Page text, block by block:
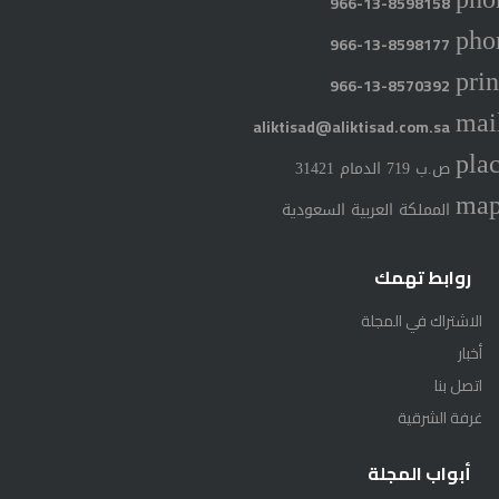
966-13-8598177
966-13-8570392
aliktisad@aliktisad.com.sa
ص.ب 719 الدمام 31421
المملكة العربية السعودية
روابط تهمك
الاشتراك في المجلة
أخبار
اتصل بنا
غرفة الشرقية
أبواب المجلة